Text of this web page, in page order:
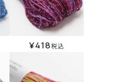
¥418税込